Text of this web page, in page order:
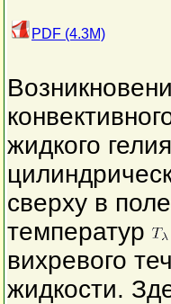
PDF (4.3M)
жидкого
сверху в
температур
вихревого
жидкости.